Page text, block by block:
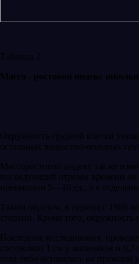
Таблица 2
Массо - ростовой индекс
Окружность грудной клетки
остальных возрастно-половых
Массоростовой индекс также
после­дующий отрезок времени
превышало 5—10 ед., а в
Таким образом, в период с 1969
степени. Кроме того, окружность
Последние исследования,
составляло 1 см у мальчиков и
тела либо оставалась на